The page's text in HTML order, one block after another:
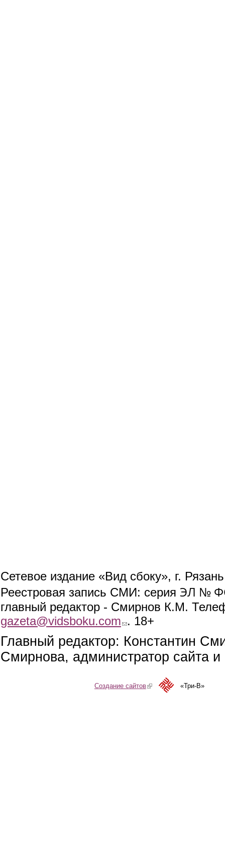
Сетевое издание «Вид сбоку», г.
Реестровая запись СМИ: серия ЭЛ №
главный редактор - Смирнов К.М.
gazeta@vidsboku.com (link sends e-mail)
. 18+
Главный редактор: Константин
Смирнова, администратор сайта
Создание сайтов(link is external)«Три-В»